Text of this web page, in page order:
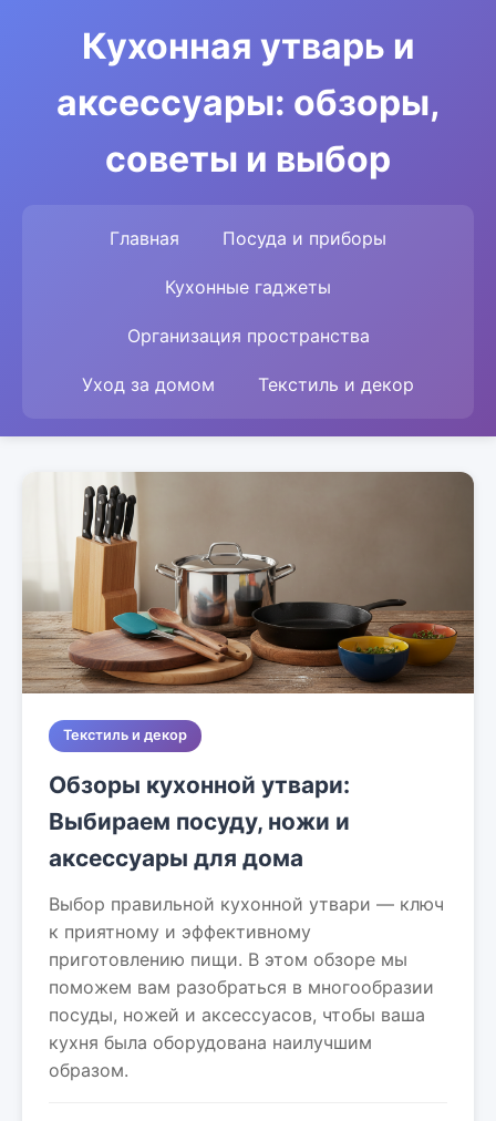
Кухонная утварь и
аксессуары: обзоры,
советы и выбор
Главная Посуда и приборы
Кухонные гаджеты
Организация пространства
Уход за домом Текстиль и декор
Текстиль и декор
Обзоры кухонной утвари:
Выбираем посуду, ножи и
аксессуары для дома
Выбор правильной кухонной утвари — ключ
к приятному и эффективному
приготовлению пищи. В этом обзоре мы
поможем вам разобраться в многообразии
посуды, ножей и аксессуасов, чтобы ваша
кухня была оборудована наилучшим
образом.